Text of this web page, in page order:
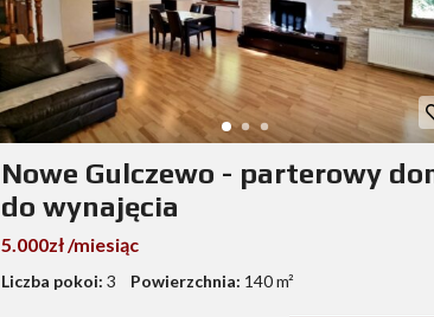
Nowe Gulczewo - parterowy
do wynajęcia
5.000zł /miesiąc
Liczba pokoi: 3 Powierzchnia: 140 m²